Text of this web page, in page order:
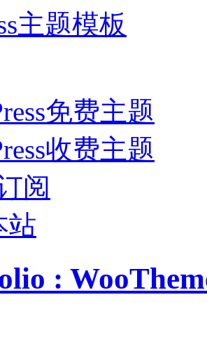
主题模板
免费主题
收费主题
阅
站
: